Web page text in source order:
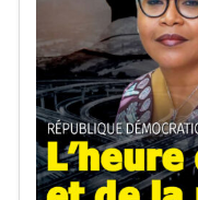
Simon Pierre Etoundi